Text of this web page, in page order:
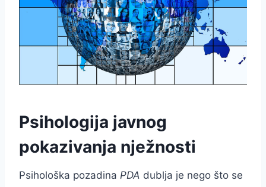
Psihologija javnog
pokazivanja nježnosti
Psihološka pozadina PDA dublja je nego što se